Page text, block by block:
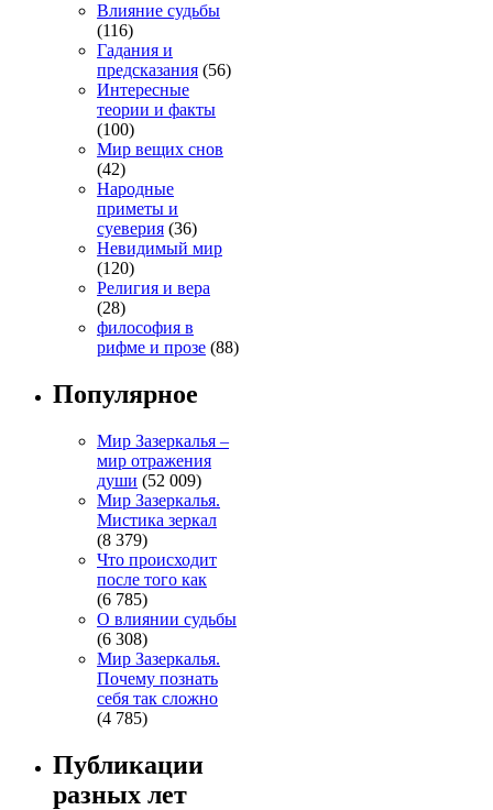
Влияние судьбы
(116)
Гадания и
предсказания (56)
Интересные
теории и факты
(100)
Мир вещих снов
(42)
Народные
приметы и
суеверия (36)
Невидимый мир
(120)
Религия и вера
(28)
философия в
рифме и прозе (88)
Популярное
Мир Зазеркалья –
мир отражения
души (52 009)
Мир Зазеркалья.
Мистика зеркал
(8 379)
Что происходит
после того как
(6 785)
О влиянии судьбы
(6 308)
Мир Зазеркалья.
Почему познать
себя так сложно
(4 785)
Публикации
разных лет